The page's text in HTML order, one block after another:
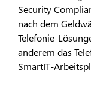
Security
nach dem
Telefonie-
anderem das
SmartIT-